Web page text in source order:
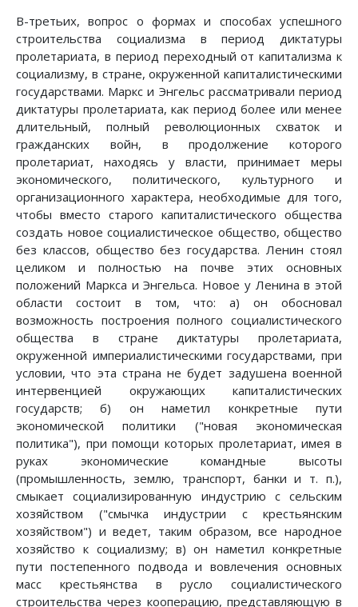
В-третьих, вопрос о формах и способах успешного
строительства социализма в период диктатуры
пролетариата, в период переходный от капитализма к
социализму, в стране, окруженной капиталистическими
государствами. Маркс и Энгельс рассматривали период
диктатуры пролетариата, как период более или менее
длительный, полный революционных схваток и
гражданских войн, в продолжение которого
пролетариат, находясь у власти, принимает меры
экономического, политического, культурного и
организационного характера, необходимые для того,
чтобы вместо старого капиталистического общества
создать новое социалистическое общество, общество
без классов, общество без государства. Ленин стоял
целиком и полностью на почве этих основных
положений Маркса и Энгельса. Новое у Ленина в этой
области состоит в том, что: а) он обосновал
возможность построения полного социалистического
общества в стране диктатуры пролетариата,
окруженной империалистическими государствами, при
условии, что эта страна не будет задушена военной
интервенцией окружающих капиталистических
государств; б) он наметил конкретные пути
экономической политики ("новая экономическая
политика"), при помощи которых пролетариат, имея в
руках экономические командные высоты
(промышленность, землю, транспорт, банки и т. п.),
смыкает социализированную индустрию с сельским
хозяйством ("смычка индустрии с крестьянским
хозяйством") и ведет, таким образом, все народное
хозяйство к социализму; в) он наметил конкретные
пути постепенного подвода и вовлечения основных
масс крестьянства в русло социалистического
строительства через кооперацию, представляющую в